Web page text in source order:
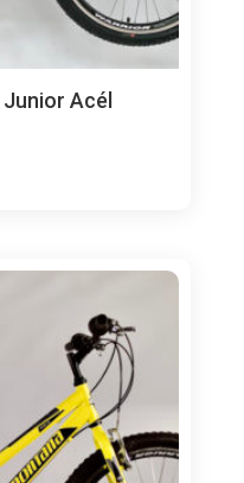
Acél